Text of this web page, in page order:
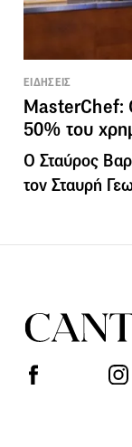
ΕΙΔΗΣΕΙΣ
MasterChef:
50% του
Ο Σταύρος
τον Σταυρή